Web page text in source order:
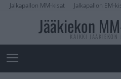
Jalkapallon MM-kisat Jalkapallon EM-
Jääkiekon
KAIKKI